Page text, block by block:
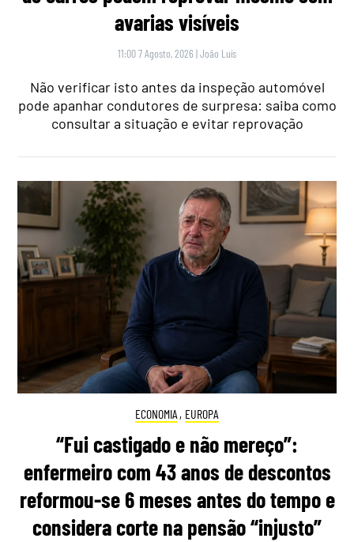
avarias visíveis
11:00 7 Agosto, 2026 |João Luís
Não verificar isto antes da inspeção automóvel
pode apanhar condutores de surpresa: saiba como
consultar a situação e evitar reprovação
ECONOMIA , EUROPA
“Fui castigado e não mereço”:
enfermeiro com 43 anos de descontos
reformou-se 6 meses antes do tempo e
considera corte na pensão “injusto”